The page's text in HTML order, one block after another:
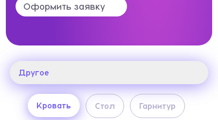
Оформить заявку
Другое
ДругоеКровать Стол Гарнитур
персональных данных
конфиденциальности